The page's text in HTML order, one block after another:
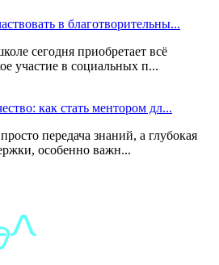
в благотворительны...
сегодня приобретает всё
участие в социальных п...
как стать ментором дл...
передача знаний, а глубокая
особенно важн...